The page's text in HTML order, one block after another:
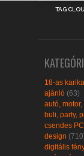
TAG
18-as karika
ajánló (63)
autó,
buli, party,
csendes PC
design
digitális